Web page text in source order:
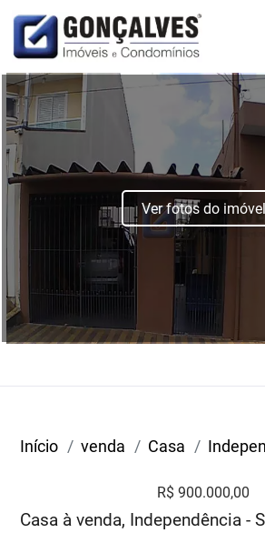
Ver fotos do imóvel
Início venda Casa
R$ 900.000,00
Casa à venda, Independência -